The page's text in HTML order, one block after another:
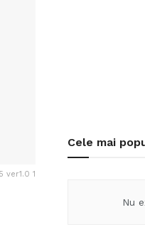
ver1.0 1
Cele mai
Nu